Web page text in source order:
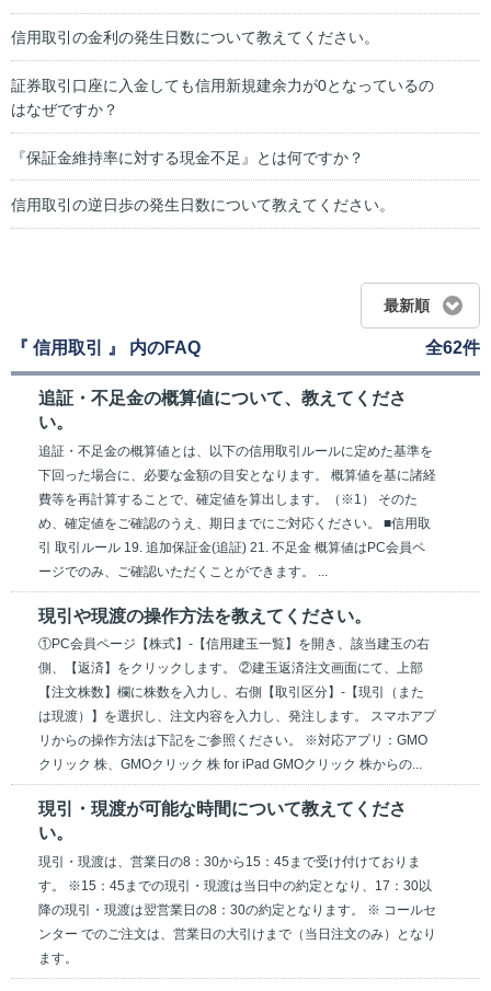
信用取引の金利の発生日数について教えてください。
証券取引口座に入金しても信用新規建余力が0となっているの
はなぜですか？
『保証金維持率に対する現金不足』とは何ですか？
信用取引の逆日歩の発生日数について教えてください。
最新順
『 信用取引 』 内のFAQ 全62件
追証・不足金の概算値について、教えてくださ
い。
追証・不足金の概算値とは、以下の信用取引ルールに定めた基準を
下回った場合に、必要な金額の目安となります。 概算値を基に諸経
費等を再計算することで、確定値を算出します。（※1） そのた
め、確定値をご確認のうえ、期日までにご対応ください。 ■信用取
引 取引ルール 19. 追加保証金(追証) 21. 不足金 概算値はPC会員ペ
ージでのみ、ご確認いただくことができます。 ...
現引や現渡の操作方法を教えてください。
①PC会員ページ【株式】-【信用建玉一覧】を開き、該当建玉の右
側、【返済】をクリックします。 ②建玉返済注文画面にて、上部
【注文株数】欄に株数を入力し、右側【取引区分】-【現引（また
は現渡）】を選択し、注文内容を入力し、発注します。 スマホアプ
リからの操作方法は下記をご参照ください。 ※対応アプリ：GMO
クリック 株、GMOクリック 株 for iPad GMOクリック 株からの...
現引・現渡が可能な時間について教えてくださ
い。
現引・現渡は、営業日の8：30から15：45まで受け付けておりま
す。 ※15：45までの現引・現渡は当日中の約定となり、17：30以
降の現引・現渡は翌営業日の8：30の約定となります。 ※ コールセ
ンター でのご注文は、営業日の大引けまで（当日注文のみ）となり
ます。